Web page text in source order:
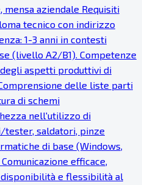
aziendale Requisiti
tecnico con indirizzo
1-3 anni in contesti
(livello A2/B1). Competenze
aspetti produttivi di
delle liste parti
di schemi
nell'utilizzo di
saldatori, pinze
di base (Windows,
efficace,
e flessibilità al